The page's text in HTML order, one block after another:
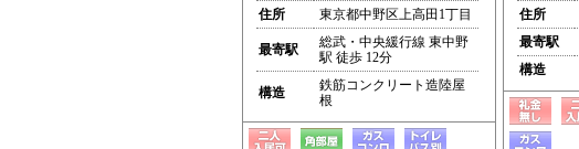
住所
東京都中野区上高田1丁目
最寄駅
総武・中央緩行線 東中野
駅 徒歩 12分
構造
鉄筋コンクリート造陸屋
根
住所
最寄駅
構造